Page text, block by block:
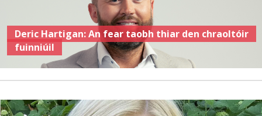
Deric Hartigan: An fear taobh thiar den chraoltóir
fuinniúil